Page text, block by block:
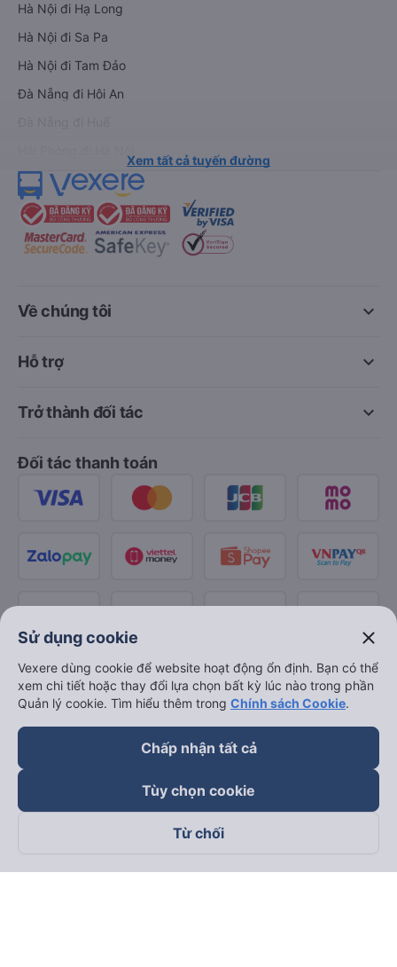
Hà Nội đi Hạ Long
Hà Nội đi Sa Pa
Hà Nội đi Tam Đảo
Đà Nẵng đi Hội An
Xem tất cả tuyến đường
keyboard_arrow_down
Về chúng tôi
keyboard_arrow_down
Hỗ trợ
keyboard_arrow_down
Trở thành đối tác
Đối tác thanh toán
Theo dõi chúng tôi trên
Sử dụng cookie close
Vexere dùng cookie để website hoạt động ổn định. Bạn có thể
xem chi tiết hoặc thay đổi lựa chọn bất kỳ lúc nào trong phần
Quản lý cookie. Tìm hiểu thêm trong Chính sách Cookie.
Chấp nhận tất cả
Tùy chọn cookie
Từ chối